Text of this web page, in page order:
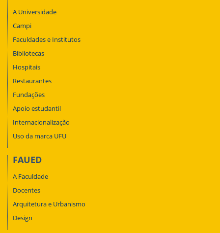
A Universidade
Campi
Faculdades e Institutos
Bibliotecas
Hospitais
Restaurantes
Fundações
Apoio estudantil
Internacionalização
Uso da marca UFU
FAUED
A Faculdade
Docentes
Arquitetura e Urbanismo
Design